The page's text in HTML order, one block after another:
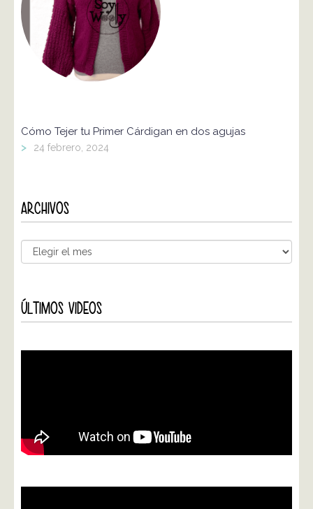
Cómo Tejer tu Primer Cárdigan en dos agujas
> 24 febrero, 2024
ARCHIVOS
ÚLTIMOS VIDEOS